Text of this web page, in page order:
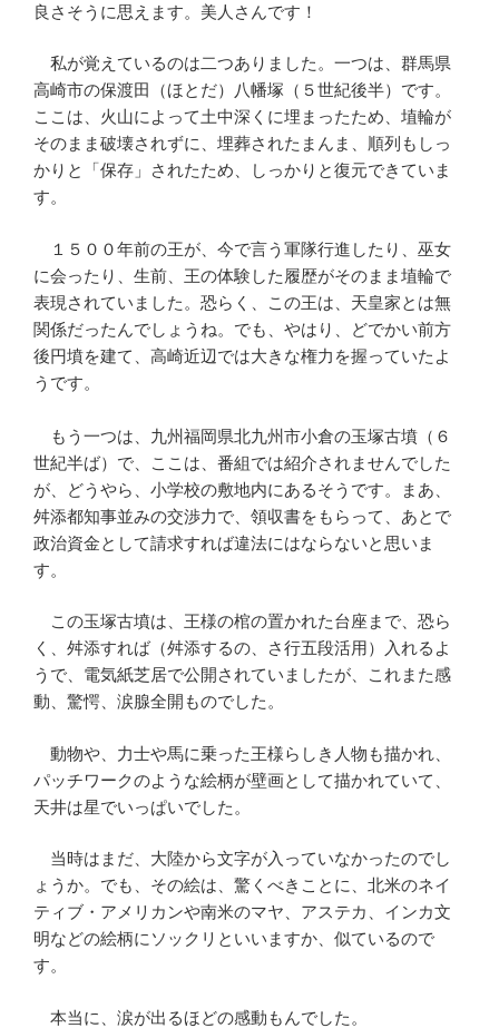
良さそうに思えます。美人さんです！
私が覚えているのは二つありました。一つは、群馬県
高崎市の保渡田（ほとだ）八幡塚（５世紀後半）です。
ここは、火山によって土中深くに埋まったため、埴輪が
そのまま破壊されずに、埋葬されたまんま、順列もしっ
かりと「保存」されたため、しっかりと復元できていま
す。
１５００年前の王が、今で言う軍隊行進したり、巫女
に会ったり、生前、王の体験した履歴がそのまま埴輪で
表現されていました。恐らく、この王は、天皇家とは無
関係だったんでしょうね。でも、やはり、どでかい前方
後円墳を建て、高崎近辺では大きな権力を握っていたよ
うです。
もう一つは、九州福岡県北九州市小倉の玉塚古墳（６
世紀半ば）で、ここは、番組では紹介されませんでした
が、どうやら、小学校の敷地内にあるそうです。まあ、
舛添都知事並みの交渉力で、領収書をもらって、あとで
政治資金として請求すれば違法にはならないと思いま
す。
この玉塚古墳は、王様の棺の置かれた台座まで、恐ら
く、舛添すれば（舛添するの、さ行五段活用）入れるよ
うで、電気紙芝居で公開されていましたが、これまた感
動、驚愕、涙腺全開ものでした。
動物や、力士や馬に乗った王様らしき人物も描かれ、
パッチワークのような絵柄が壁画として描かれていて、
天井は星でいっぱいでした。
当時はまだ、大陸から文字が入っていなかったのでし
ょうか。でも、その絵は、驚くべきことに、北米のネイ
ティブ・アメリカンや南米のマヤ、アステカ、インカ文
明などの絵柄にソックリといいますか、似ているので
す。
本当に、涙が出るほどの感動もんでした。